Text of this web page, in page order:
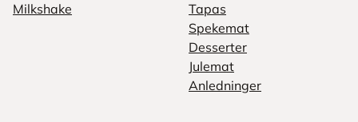
Milkshake
Tapas
Spekemat
Desserter
Julemat
Anledninger